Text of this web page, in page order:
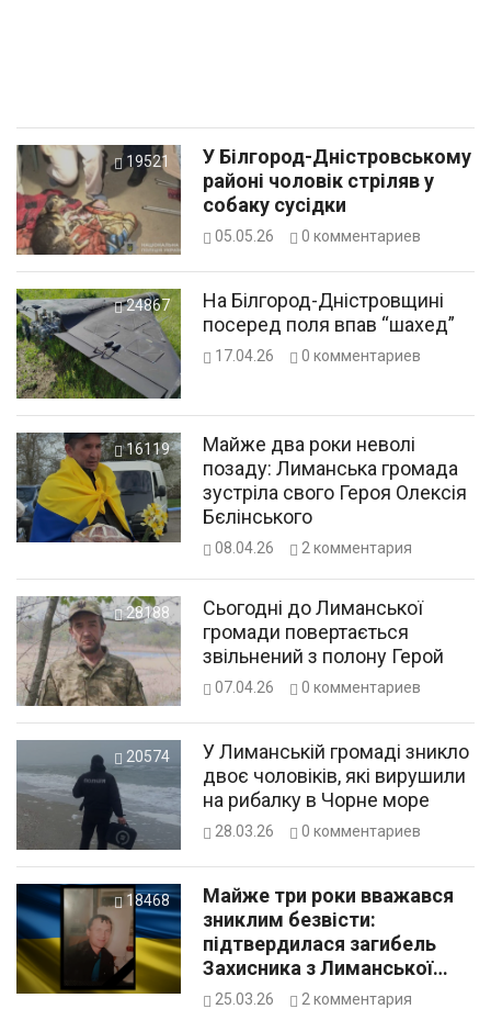
19521
У Білгород-Дністровському
районі чоловік стріляв у
собаку сусідки
05.05.26 0 комментариев
24867
На Білгород-Дністровщині
посеред поля впав “шахед”
17.04.26 0 комментариев
16119
Майже два роки неволі
позаду: Лиманська громада
зустріла свого Героя Олексія
Бєлінського
08.04.26 2 комментария
28188
Сьогодні до Лиманської
громади повертається
звільнений з полону Герой
07.04.26 0 комментариев
20574
У Лиманській громаді зникло
двоє чоловіків, які вирушили
на рибалку в Чорне море
28.03.26 0 комментариев
18468
Майже три роки вважався
зниклим безвісти:
підтвердилася загибель
Захисника з Лиманської
громади
25.03.26 2 комментария